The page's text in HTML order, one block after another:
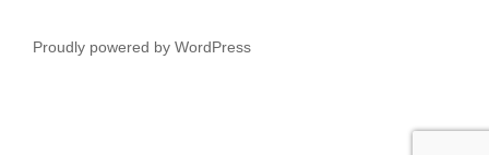
Proudly powered by WordPress